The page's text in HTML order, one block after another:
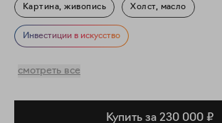
Картина, живопись Холст, масло
Фигуративное искусство
Инвестиции в искусство
смотреть все
Купить за 230 000 ₽